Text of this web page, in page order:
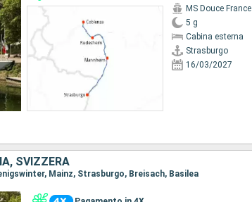
MS Douce France
5 g
Cabina esterna
Strasburgo
16/03/2027
SVIZZERA
Mainz, Strasburgo, Breisach, Basilea